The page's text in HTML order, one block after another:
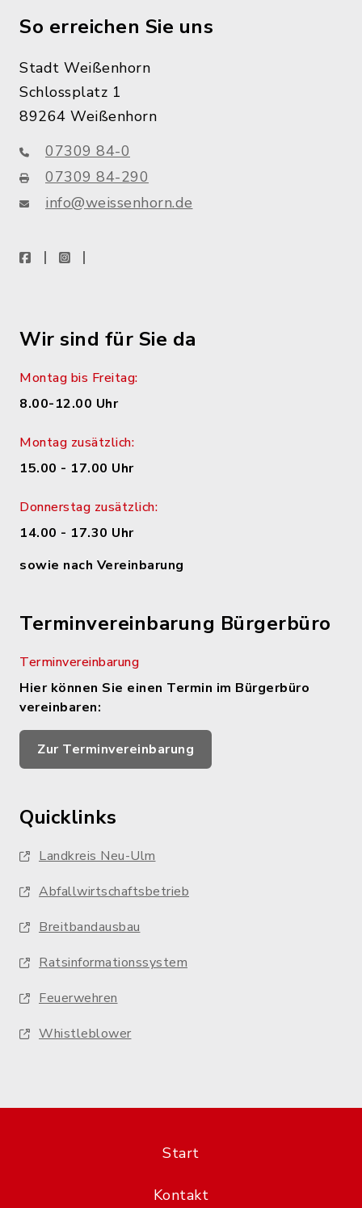
So erreichen Sie uns
Stadt Weißenhorn
Schlossplatz 1
89264 Weißenhorn
07309 84-0
07309 84-290
info@weissenhorn.de
facebookinstagram
Wir sind für Sie da
Montag bis Freitag:
8.00-12.00 Uhr
Montag zusätzlich:
15.00 - 17.00 Uhr
Donnerstag zusätzlich:
14.00 - 17.30 Uhr
sowie nach Vereinbarung
Terminvereinbarung Bürgerbüro
Terminvereinbarung
Hier können Sie einen Termin im Bürgerbüro
vereinbaren:
Zur Terminvereinbarung
Quicklinks
Landkreis Neu-Ulm
Abfallwirtschaftsbetrieb
Breitbandausbau
Ratsinformationssystem
Feuerwehren
Whistleblower
Start
Kontakt